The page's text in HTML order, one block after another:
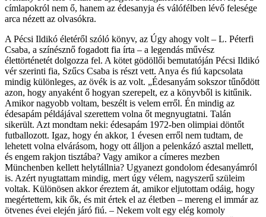
címlapokról nem ő, hanem az édesanyja és válófélben lévő felesége
arca nézett az olvasókra.
A Pécsi Ildikó életéről szóló könyv, az Úgy ahogy volt – L. Péterfi
Csaba, a színésznő fogadott fia írta – a legendás művész
élettörténetét dolgozza fel. A kötet gödöllői bemutatóján Pécsi Ildikó
vér szerinti fia, Szűcs Csaba is részt vett. Anya és fiú kapcsolata
mindig különleges, az övék is az volt. „Édesanyám sokszor tűnődött
azon, hogy anyaként ő hogyan szerepelt, ez a könyvből is kitűnik.
Amikor nagyobb voltam, beszélt is velem erről. Én mindig az
édesapám példájával szerettem volna őt megnyugtatni. Talán
sikerült. Azt mondtam neki: édesapám 1972-ben olimpiai döntőt
futballozott. Igaz, hogy én akkor, 1 évesen erről nem tudtam, de
lehetett volna elvárásom, hogy ott álljon a pelenkázó asztal mellett,
és engem rakjon tisztába? Vagy amikor a címeres mezben
Münchenben kellett helytállnia? Ugyanezt gondolom édesanyámról
is. Azért nyugtattam mindig, mert úgy vélem, nagyszerű szüleim
voltak. Különösen akkor éreztem át, amikor eljutottam odáig, hogy
megértettem, kik ők, és mit értek el az életben – mereng el immár az
ötvenes évei elején járó fiú. – Nekem volt egy elég komoly